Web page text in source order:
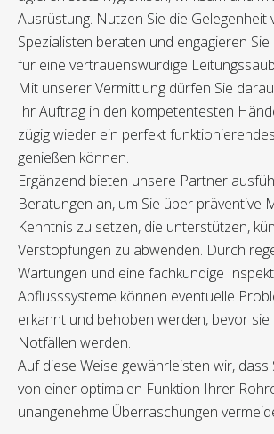
Ausrüstung. Nutzen Sie die Gelegenheit
Spezialisten beraten und engagieren
für eine vertrauenswürdige
Mit unserer Vermittlung dürfen Sie
Ihr Auftrag in den kompetentesten
zügig wieder ein perfekt
genießen können.
Ergänzend bieten unsere Partner
Beratungen an, um Sie über präventive
Kenntnis zu setzen, die unterstützen,
Verstopfungen zu abwenden. Durch
Wartungen und eine fachkundige
Abflusssysteme können eventuelle
erkannt und behoben werden, bevor
Notfällen werden.
Auf diese Weise gewährleisten wir, dass
von einer optimalen Funktion Ihrer
unangenehme Überraschungen